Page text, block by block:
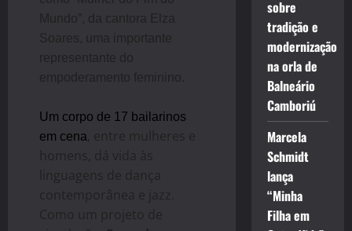
Mundo”, da cantora Elza
Soares, uma importante
representante do
empoderamento feminino.
Um corpo de 17 bailarinos
em cena , entre mulheres e
homens, dá vida às
linguagens de dança
contemporânea e jazz.
Como um projeto de
sobre
tradição e
modernização
na orla de
Balneário
Camboriú
Marcela
Schmidt
lança
“Minha
Filha em